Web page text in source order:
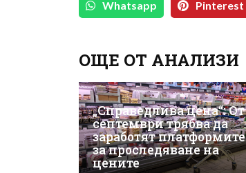
Whatsapp Pinterest
ОЩЕ ОТ АНАЛИЗИ
„Справедлива цена“: От
септември трябва да
заработят платформите
за проследяване на
цените